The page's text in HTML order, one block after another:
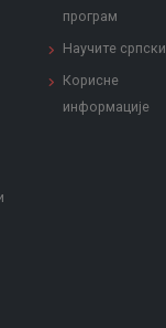
програм
Научите српски
Корисне
информације